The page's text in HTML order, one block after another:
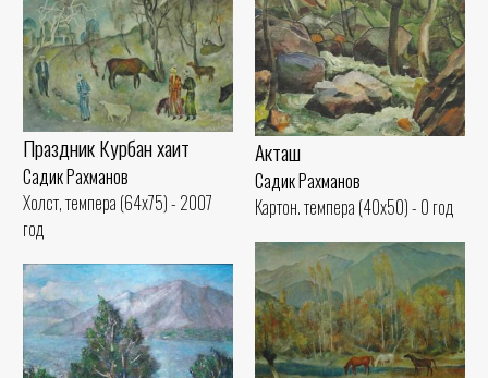
Акташ
Садик Рахманов
Картон. темпера (40x50) - 0 год
Праздник Курбан хаит
Садик Рахманов
Холст, темпера (64x75) - 2007
год